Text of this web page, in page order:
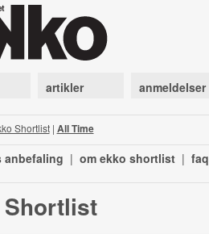
artikler anmeldelser
Shortlist| All Time
anbefaling | om ekko shortlist | faq
Shortlist